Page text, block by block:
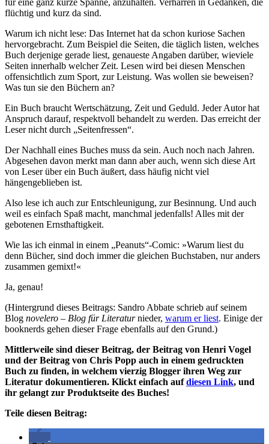
für eine ganz kurze Spanne, anzuhalten. Verharren in Gedanken, die
flüchtig und kurz da sind.
Warum ich nicht lese: Das Internet hat da schon kuriose Sachen
hervorgebracht. Zum Beispiel die Seiten, die täglich listen, welches
Buch derjenige gerade liest, genaueste Angaben darüber, wieviele
Seiten innerhalb welcher Zeit. Lesen wird bei diesen Menschen
offensichtlich zum Sport, zur Leistung. Was wollen sie beweisen?
Was tun sie den Büchern an?
Ein Buch braucht Wertschätzung, Zeit und Geduld. Jeder Autor hat
Anspruch darauf, respektvoll behandelt zu werden. Das erreicht der
Leser nicht durch „Seitenfressen“.
Der Nachhall eines Buches muss da sein. Auch noch nach Jahren.
Abgesehen davon merkt man dann aber auch, wenn sich diese Art
von Leser über ein Buch äußert, dass häufig nicht viel
hängengeblieben ist.
Also lese ich auch zur Entschleunigung, zur Besinnung. Und auch
weil es einfach Spaß macht, manchmal jedenfalls! Alles mit der
gebotenen Ernsthaftigkeit.
Wie las ich einmal in einem „Peanuts“-Comic: »Warum liest du
denn Bücher, sind doch immer die gleichen Buchstaben, nur anders
zusammen gemixt!«
Ja, genau!
(Hintergrund dieses Beitrags: Sandro Abbate schrieb auf seinem
Blog novelero – Blog für Literaturnieder, warum er liest. Einige der
booknerds gehen dieser Frage ebenfalls auf den Grund.)
Mittlerweile sind dieser Beitrag, der Beitrag von Henri Vogel
und der Beitrag von Chris Popp auch in einem gedruckten
Buch zu finden, in welchem vierzig Blogger ihren Weg zur
Literatur dokumentieren. Klickt einfach aufdiesen Link, und
ihr gelangt zur Produktseite des Buches!
Teile diesen Beitrag: